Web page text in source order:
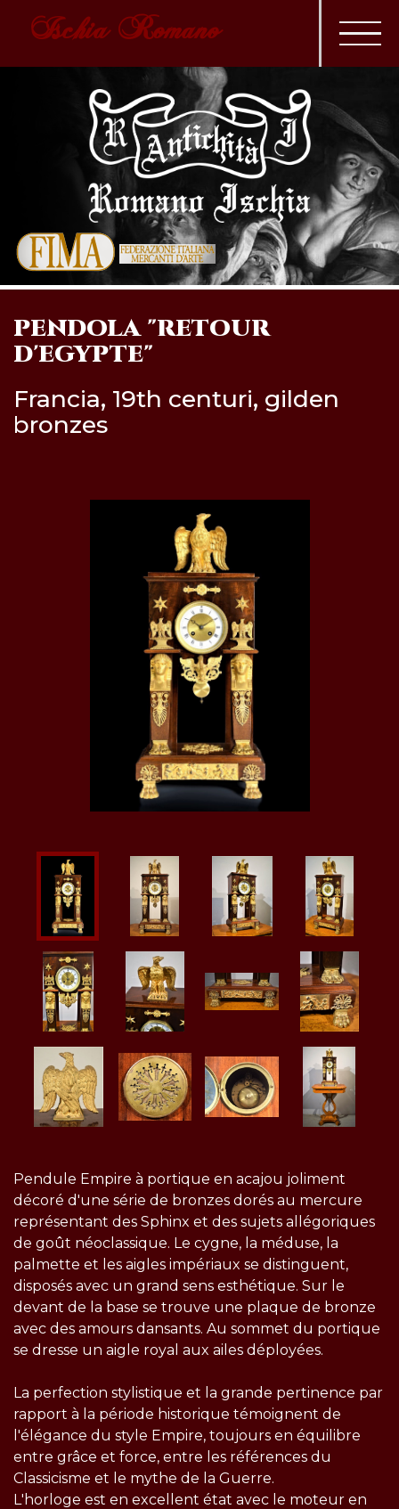
Ischia Romano
PENDOLA "RETOUR
D'EGYPTE"
Francia, 19th centuri, gilden
bronzes
Pendule Empire à portique en acajou joliment
décoré d'une série de bronzes dorés au mercure
représentant des Sphinx et des sujets allégoriques
de goût néoclassique. Le cygne, la méduse, la
palmette et les aigles impériaux se distinguent,
disposés avec un grand sens esthétique. Sur le
devant de la base se trouve une plaque de bronze
avec des amours dansants. Au sommet du portique
se dresse un aigle royal aux ailes déployées.
La perfection stylistique et la grande pertinence par
rapport à la période historique témoignent de
l'élégance du style Empire, toujours en équilibre
entre grâce et force, entre les références du
Classicisme et le mythe de la Guerre.
L'horloge est en excellent état avec le moteur en